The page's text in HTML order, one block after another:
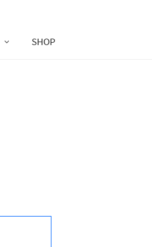
SHOP